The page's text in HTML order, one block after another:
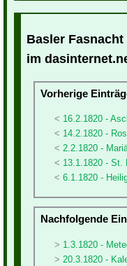
Basler
im
Vorherige
16.2.1820 -
14.2.1820 -
2.2.1820 -
13.1.1820 - St.
6.1.1820 -
Nachfolgende
1.3.1820 -
20.3.1820 -